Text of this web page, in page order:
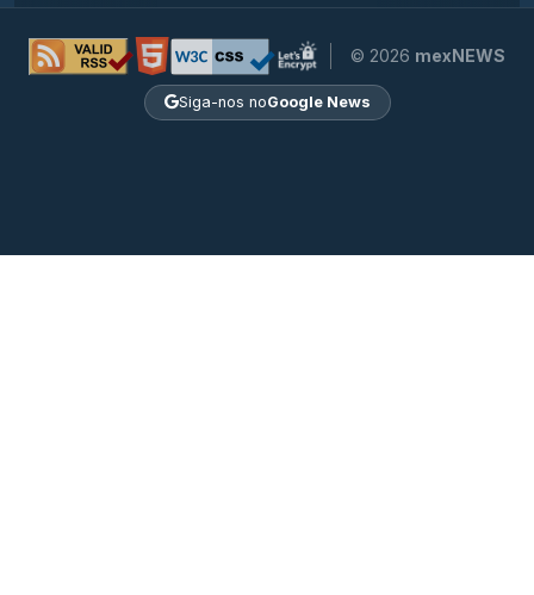
© 2026 mexNEWS
Siga-nos noGoogle News